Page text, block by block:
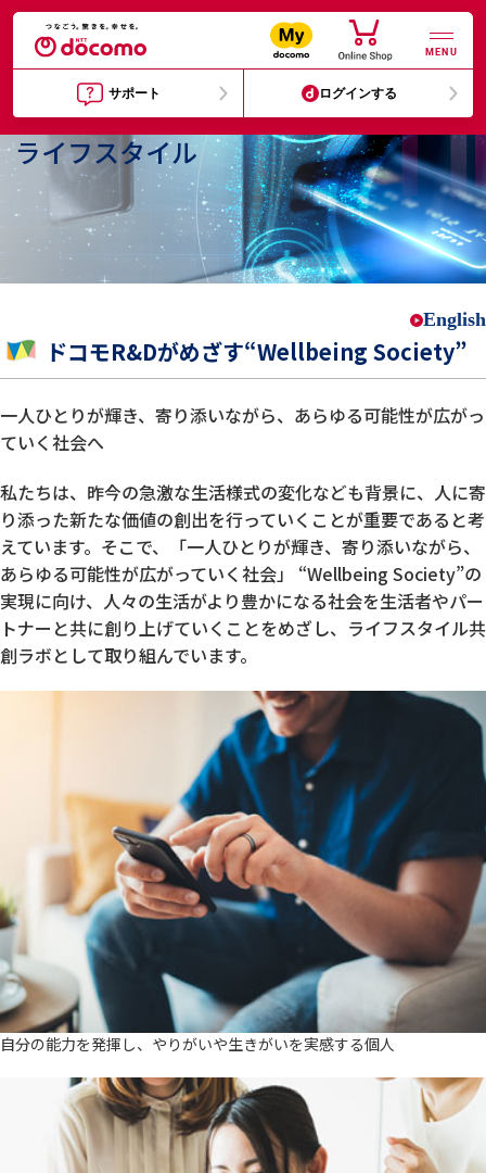
MENU
サポート ログインする
ライフスタイル
English
ドコモR&Dがめざす“Wellbeing Society”
一人ひとりが輝き、寄り添いながら、あらゆる可能性が広がっ
ていく社会へ
私たちは、昨今の急激な生活様式の変化なども背景に、人に寄
り添った新たな価値の創出を行っていくことが重要であると考
えています。そこで、「一人ひとりが輝き、寄り添いながら、
あらゆる可能性が広がっていく社会」 “Wellbeing Society”の
実現に向け、人々の生活がより豊かになる社会を生活者やパー
トナーと共に創り上げていくことをめざし、ライフスタイル共
創ラボとして取り組んでいます。
自分の能力を発揮し、やりがいや生きがいを実感する個人